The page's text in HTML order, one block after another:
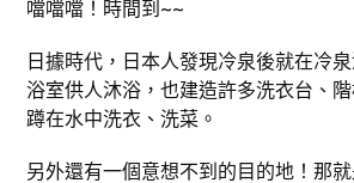
噹噹噹！時間到~~
日據時代，日本人發現冷泉後就在冷
浴室供人沐浴，也建造許多洗衣台、
蹲在水中洗衣、洗菜。
另外還有一個意想不到的目的地！那就